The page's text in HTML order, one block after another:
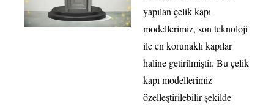
yapılan çelik kapı
modellerimiz, son teknoloji
ile en korunaklı kapılar
haline getirilmiştir. Bu çelik
kapı modellerimiz
özelleştirilebilir şekilde